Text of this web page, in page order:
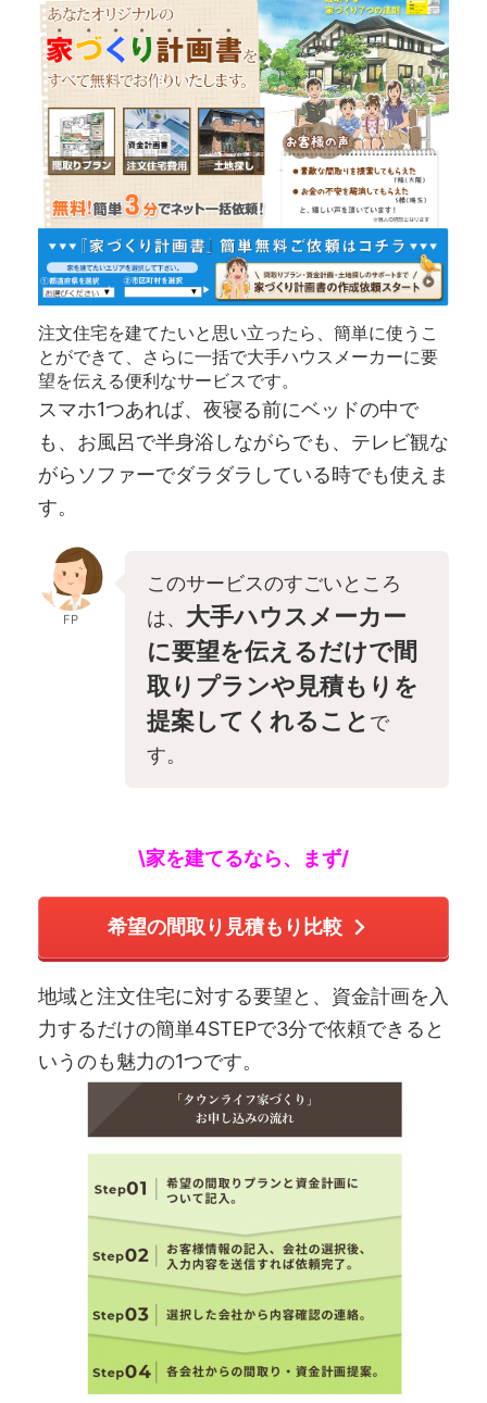
注文住宅を建てたいと思い立ったら、簡単に使うこ
とができて、さらに一括で大手ハウスメーカーに要
望を伝える便利なサービスです。
スマホ1つあれば、夜寝る前にベッドの中で
も、お風呂で半身浴しながらでも、テレビ観な
がらソファーでダラダラしている時でも使えま
す。
FP
このサービスのすごいところ
は、 大手ハウスメーカー
に要望を伝えるだけで間
取りプランや見積もりを
提案してくれること で
す。
\家を建てるなら、まず/
希望の間取り見積もり比較
地域と注文住宅に対する要望と、資金計画を入
力するだけの簡単4STEPで3分で依頼できると
いうのも魅力の1つです。